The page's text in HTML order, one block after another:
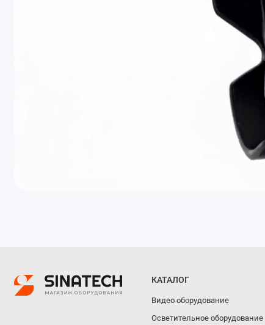
КАТАЛОГ
Видео оборудование
Осветительное оборудование